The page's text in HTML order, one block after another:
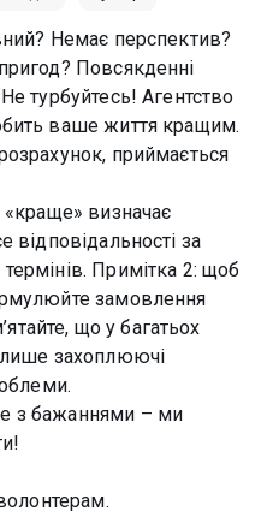
Немає перспектив?
Повсякденні
турбуйтесь! Агентство
ваше життя кращим.
приймається
визначає
відповідальності за
Примітка 2: щоб
замовлення
що у багатьох
лише захоплюючі
з бажаннями – ми